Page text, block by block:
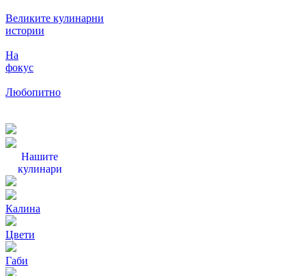
Великите кулинарни
истории
На
фокус
Любопитно
Нашите
кулинари
Калина
Цвети
Габи